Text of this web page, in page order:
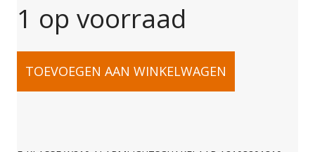
1 op voorraad
E-
TOEVOEGEN AAN WINKELWAGEN